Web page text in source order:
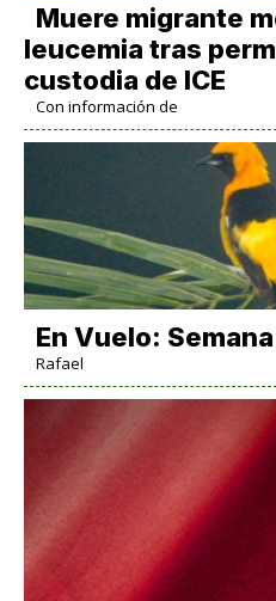
Muere migrante
leucemia tras
custodia de ICE
Con información de
En Vuelo:
Rafael